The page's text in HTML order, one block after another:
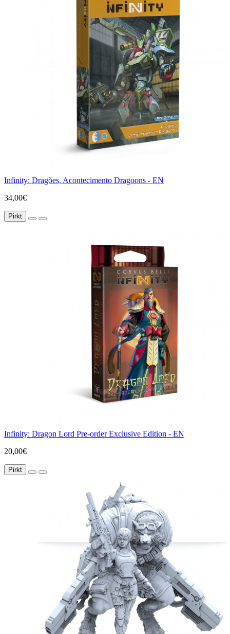
Infinity: Dragões, Acontecimento Dragoons - EN
34,00€
Pirkt
Infinity: Dragon Lord Pre-order Exclusive Edition - EN
20,00€
Pirkt